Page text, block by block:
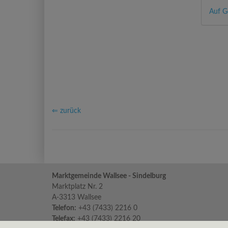
Auf
⇐ zurück
Marktgemeinde Wallsee - Sindelburg
Marktplatz Nr. 2
A-3313 Wallsee
Telefon: +43 (7433) 2216 0
Telefax: +43 (7433) 2216 20